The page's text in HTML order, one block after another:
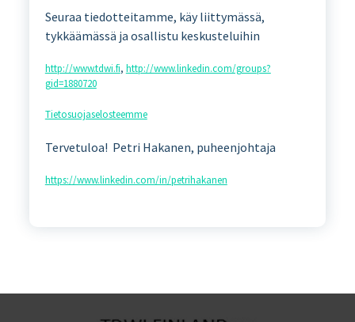
Seuraa tiedotteitamme, käy liittymässä,
tykkäämässä ja osallistu keskusteluihin
http://www.tdwi.fi, http://www.linkedin.com/groups?
gid=1880720
Tietosuojaselosteemme
Tervetuloa! Petri Hakanen, puheenjohtaja
https://www.linkedin.com/in/petrihakanen